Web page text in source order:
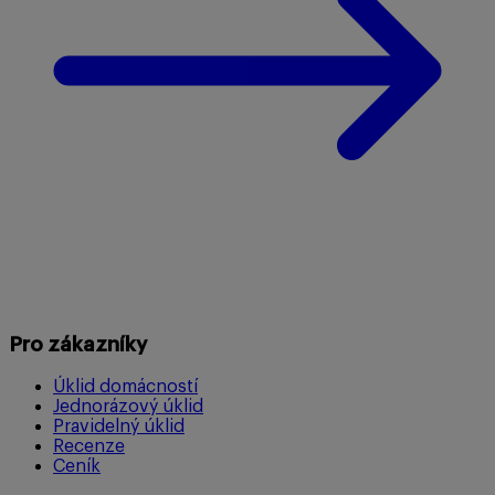
Pro zákazníky
Úklid domácností
Jednorázový úklid
Pravidelný úklid
Recenze
Ceník